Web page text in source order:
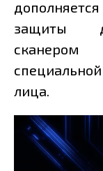
защиты
сканером
лица.